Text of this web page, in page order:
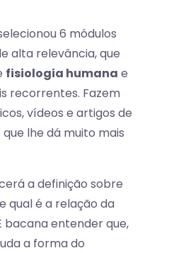
6 módulos
alta relevância, que
fisiologia humana e
recorrentes. Fazem
vídeos e artigos de
lhe dá muito mais
a definição sobre
qual é a relação da
bacana entender que,
a forma do